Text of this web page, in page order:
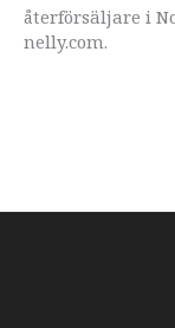
återförsäljare i
nelly.com.